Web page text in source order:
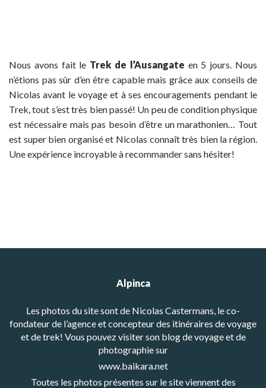
Nous avons fait le Trek de l’Ausangate en 5 jours. Nous
n’étions pas sûr d’en être capable mais grâce aux conseils de
Nicolas avant le voyage et à ses encouragements pendant le
Trek, tout s’est très bien passé! Un peu de condition physique
est nécessaire mais pas besoin d’être un marathonien… Tout
est super bien organisé et Nicolas connaît très bien la région.
Une expérience incroyable à recommander sans hésiter!
Alpinca
Les photos du site sont de Nicolas Castermans, le co-
fondateur de l’agence et concepteur des itinéraires de voyage
et de trek! Vous pouvez visiter son blog de voyage et de
photographie sur
www.baikara.net
Toutes les photos présentes sur le site viennent des